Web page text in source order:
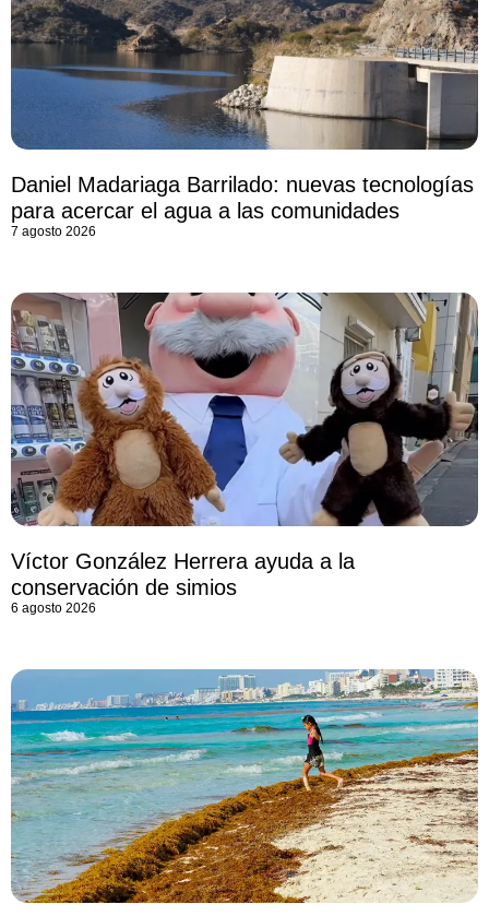
Daniel Madariaga Barrilado: nuevas tecnologías
para acercar el agua a las comunidades
7 agosto 2026
Víctor González Herrera ayuda a la
conservación de simios
6 agosto 2026